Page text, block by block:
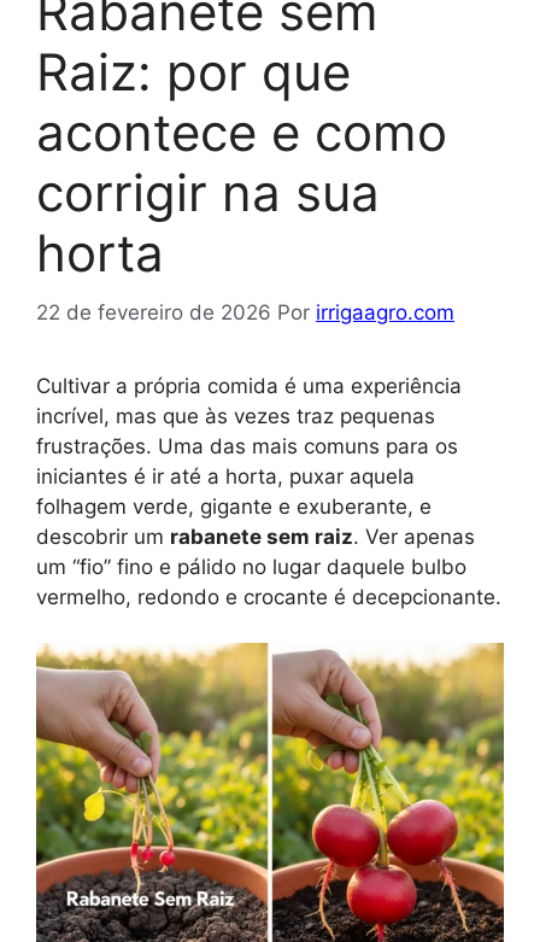
Raiz: por que
acontece e como
corrigir na sua
horta
22 de fevereiro de 2026 Por irrigaagro.com
Cultivar a própria comida é uma experiência
incrível, mas que às vezes traz pequenas
frustrações. Uma das mais comuns para os
iniciantes é ir até a horta, puxar aquela
folhagem verde, gigante e exuberante, e
descobrir um rabanete sem raiz. Ver apenas
um “fio” fino e pálido no lugar daquele bulbo
vermelho, redondo e crocante é decepcionante.